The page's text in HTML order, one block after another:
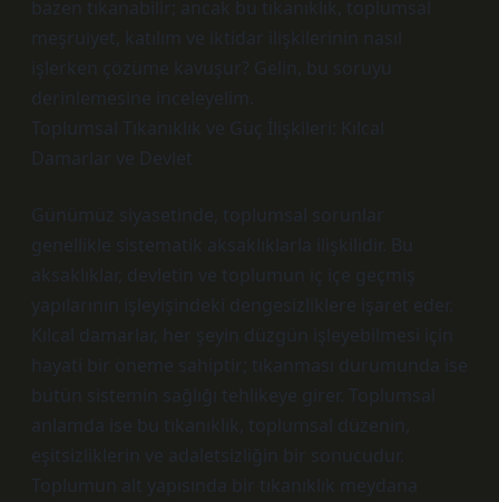
bazen tıkanabilir; ancak bu tıkanıklık, toplumsal
meşruiyet, katılım ve iktidar ilişkilerinin nasıl
işlerken çözüme kavuşur? Gelin, bu soruyu
derinlemesine inceleyelim.
Toplumsal Tıkanıklık ve Güç İlişkileri: Kılcal
Damarlar ve Devlet
Günümüz siyasetinde, toplumsal sorunlar
genellikle sistematik aksaklıklarla ilişkilidir. Bu
aksaklıklar, devletin ve toplumun iç içe geçmiş
yapılarının işleyişindeki dengesizliklere işaret eder.
Kılcal damarlar, her şeyin düzgün işleyebilmesi için
hayati bir öneme sahiptir; tıkanması durumunda ise
bütün sistemin sağlığı tehlikeye girer. Toplumsal
anlamda ise bu tıkanıklık, toplumsal düzenin,
eşitsizliklerin ve adaletsizliğin bir sonucudur.
Toplumun alt yapısında bir tıkanıklık meydana